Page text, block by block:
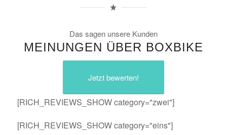
Das sagen unsere Kunden
MEINUNGEN ÜBER BOXBIKE
Jetzt bewerten!
[RICH_REVIEWS_SHOW category="zwei"]
[RICH_REVIEWS_SHOW category="eins"]